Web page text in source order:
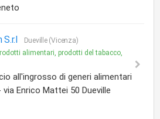
S.r.l
Dueville (Vicenza)
alimentari, prodotti del tabacco,
all'ingrosso di generi alimentari
Enrico Mattei 50 Dueville